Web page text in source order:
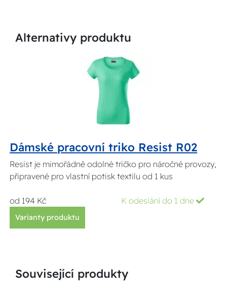
Alternativy produktu
Dámské pracovní triko Resist R02
Resist je mimořádně odolné tričko pro náročné provozy,
připravené pro vlastní potisk textilu od 1 kus
od 194 Kč K odeslání do 1 dne
Varianty produktu
Související produkty